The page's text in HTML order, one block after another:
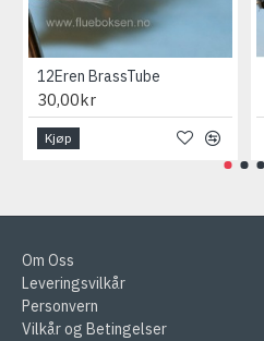
12Eren BrassTube
30,00kr
Kjøp
Om Oss
Leveringsvilkår
Personvern
Vilkår og Betingelser